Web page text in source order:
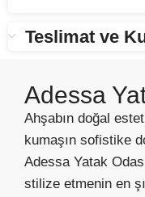
Teslimat ve
Adessa
Ahşabın doğal
kumaşın sofistike
Adessa Yatak
stilize etmenin en